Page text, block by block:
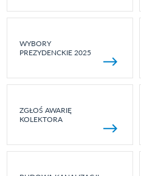
WYBORY
PREZYDENCKIE 2025
ZGŁOŚ AWARIĘ
KOLEKTORA